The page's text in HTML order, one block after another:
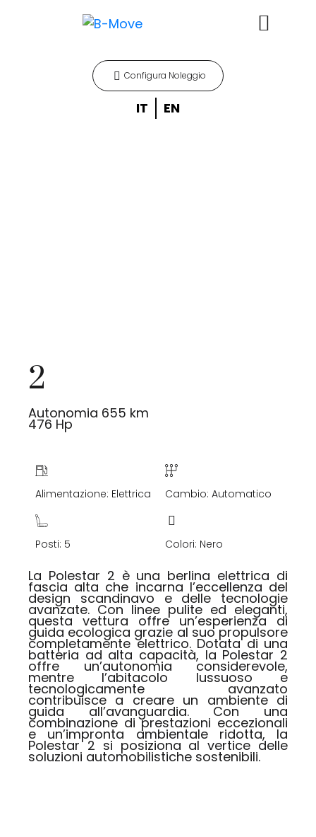
Configura Noleggio
IT EN
2
Autonomia 655 km
476 Hp
Alimentazione: Elettrica Cambio: Automatico
Posti: 5 Colori: Nero
La Polestar 2 è una berlina elettrica di
fascia alta che incarna l’eccellenza del
design scandinavo e delle tecnologie
avanzate. Con linee pulite ed eleganti,
questa vettura offre un’esperienza di
guida ecologica grazie al suo propulsore
completamente elettrico. Dotata di una
batteria ad alta capacità, la Polestar 2
offre un’autonomia considerevole,
mentre l’abitacolo lussuoso e
tecnologicamente avanzato
contribuisce a creare un ambiente di
guida all’avanguardia. Con una
combinazione di prestazioni eccezionali
e un’impronta ambientale ridotta, la
Polestar 2 si posiziona al vertice delle
soluzioni automobilistiche sostenibili.